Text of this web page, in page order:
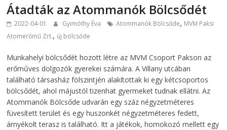
Átadták az Atommanók Bölcsődét
2022-04-01 Gyimóthy Éva Atommanók Bölcsőde, MVM Paksi
Atomerőmű Zrt., új bölcsőde
Munkahelyi bölcsődét hozott létre az MVM Csoport Pakson az
erőműves dolgozók gyerekei számára. A Villany utcában
található társasház fölszintjén alakítottak ki egy kétcsoportos
bölcsődét, ahol májustól tizenhat gyermeket tudnak ellátni. Az
Atommanók Bölcsőde udvarán egy száz négyzetméteres
füvesített terület és egy huszonkét négyzetméteres fedett,
árnyékolt terasz is található. Itt a játékok, homokozó mellett egy